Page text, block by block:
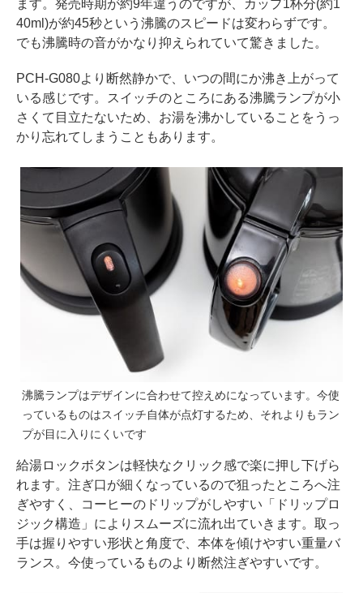
ます。発売時期が約9年違うのですが、カップ1杯分(約1
40ml)が約45秒という沸騰のスピードは変わらずです。
でも沸騰時の音がかなり抑えられていて驚きました。
PCH-G080より断然静かで、いつの間にか沸き上がって
いる感じです。スイッチのところにある沸騰ランプが小
さくて目立たないため、お湯を沸かしていることをうっ
かり忘れてしまうこともあります。
沸騰ランプはデザインに合わせて控えめになっています。今使
っているものはスイッチ自体が点灯するため、それよりもラン
プが目に入りにくいです
給湯ロックボタンは軽快なクリック感で楽に押し下げら
れます。注ぎ口が細くなっているので狙ったところへ注
ぎやすく、コーヒーのドリップがしやすい「ドリップロ
ジック構造」によりスムーズに流れ出ていきます。取っ
手は握りやすい形状と角度で、本体を傾けやすい重量バ
ランス。今使っているものより断然注ぎやすいです。